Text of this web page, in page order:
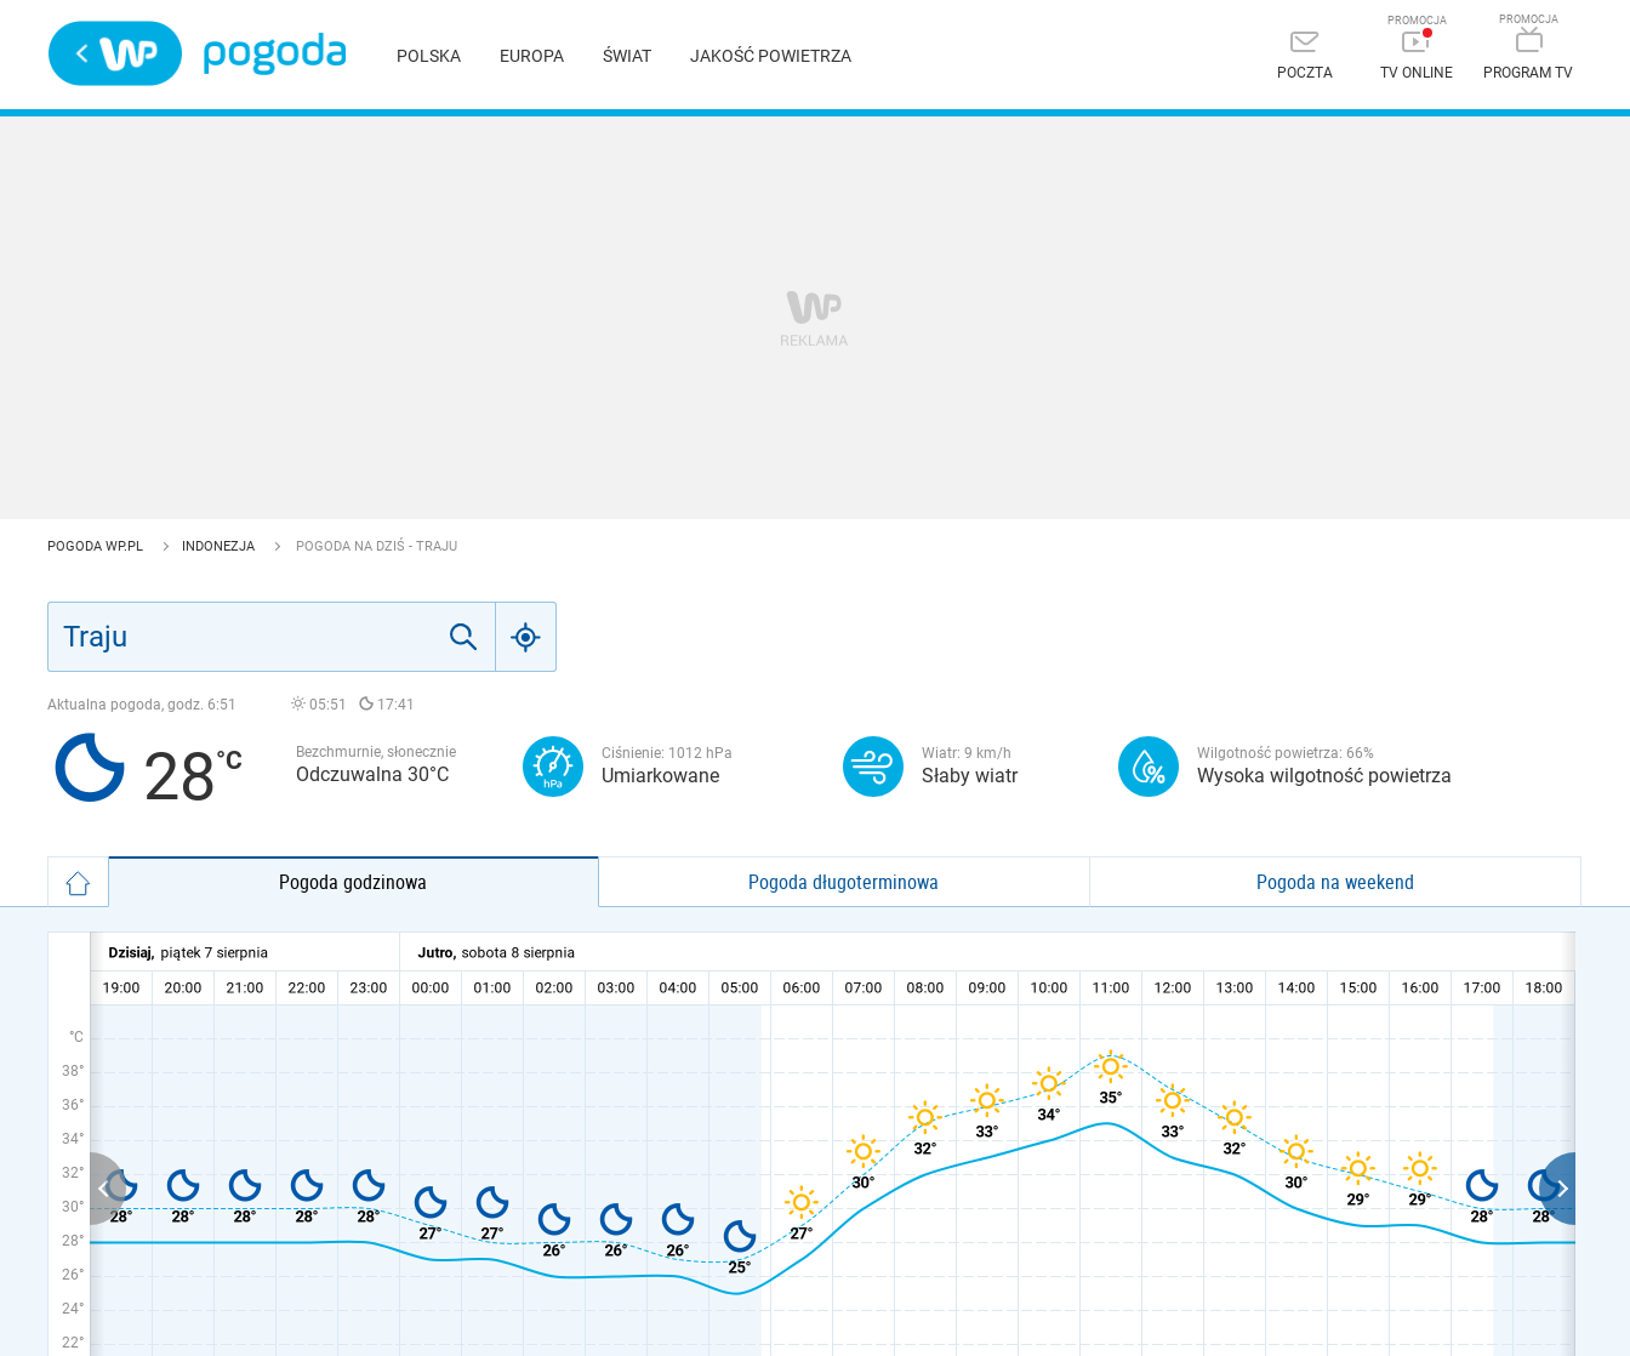
POLSKA EUROPA ŚWIAT JAKOŚĆ POWIETRZA
POCZTA TV ONLINE PROGRAM TV
POGODA WP.PL INDONEZJA POGODA NA DZIŚ - TRAJU
Aktualna pogoda, godz. 6:51 05:51 17:41
28 Bezchmurnie, słonecznie
Odczuwalna 30°C
Ciśnienie: 1012 hPa
Umiarkowane
Wiatr: 9 km/h
Słaby wiatr
Wilgotność powietrza: 66%
Wysoka wilgotność powietrza
Pogoda godzinowa Pogoda długoterminowa Pogoda na weekend
°C
38°
36°
34°
32°
30°
28°
26°
24°
22°